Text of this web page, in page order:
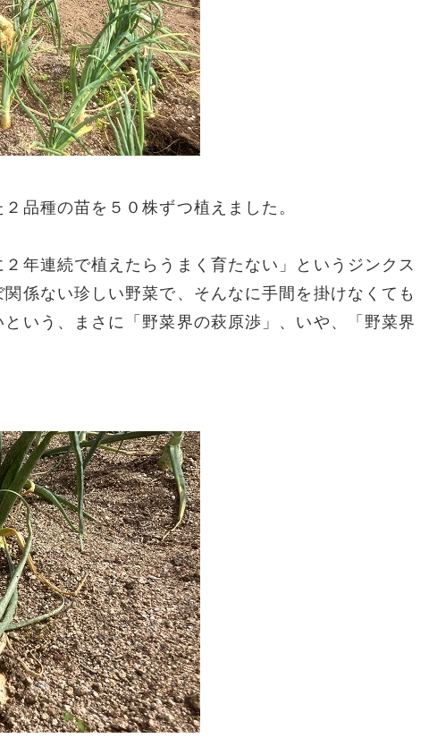
品種の苗を５０株ずつ植えました。
年連続で植えたらうまく育たない」というジンクス
係ない珍しい野菜で、そんなに手間を掛けなくても
いう、まさに「野菜界の萩原渉」、いや、「野菜界